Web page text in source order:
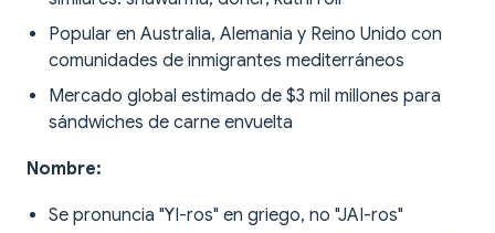
Popular en Australia, Alemania y Reino Unido con
comunidades de inmigrantes mediterráneos
Mercado global estimado de $3 mil millones para
sándwiches de carne envuelta
Nombre:
Se pronuncia "YI-ros" en griego, no "JAI-ros"